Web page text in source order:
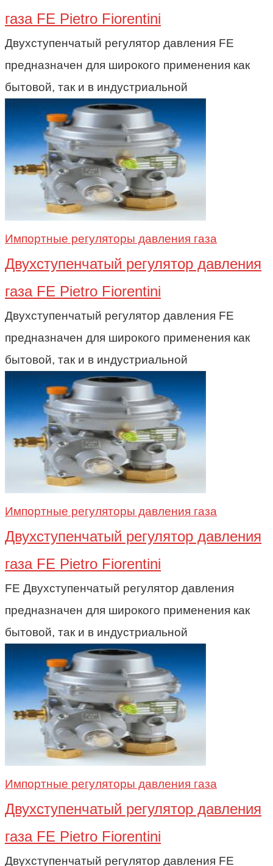
газа FE Pietro Fiorentini
Двухступенчатый регулятор давления FE
предназначен для широкого применения как
бытовой, так и в индустриальной
Импортные регуляторы давления газа
Двухступенчатый регулятор давления
газа FE Pietro Fiorentini
Двухступенчатый регулятор давления FE
предназначен для широкого применения как
бытовой, так и в индустриальной
Импортные регуляторы давления газа
Двухступенчатый регулятор давления
газа FE Pietro Fiorentini
FE Двухступенчатый регулятор давления
предназначен для широкого применения как
бытовой, так и в индустриальной
Импортные регуляторы давления газа
Двухступенчатый регулятор давления
газа FE Pietro Fiorentini
Двухступенчатый регулятор давления FE